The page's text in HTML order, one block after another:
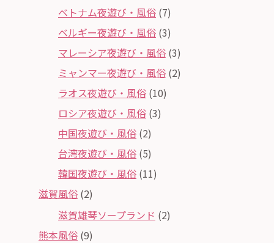
ベトナム夜遊び・風俗 (7)
ベルギー夜遊び・風俗 (3)
マレーシア夜遊び・風俗 (3)
ミャンマー夜遊び・風俗 (2)
ラオス夜遊び・風俗 (10)
ロシア夜遊び・風俗 (3)
中国夜遊び・風俗 (2)
台湾夜遊び・風俗 (5)
韓国夜遊び・風俗 (11)
滋賀風俗 (2)
滋賀雄琴ソープランド (2)
熊本風俗 (9)